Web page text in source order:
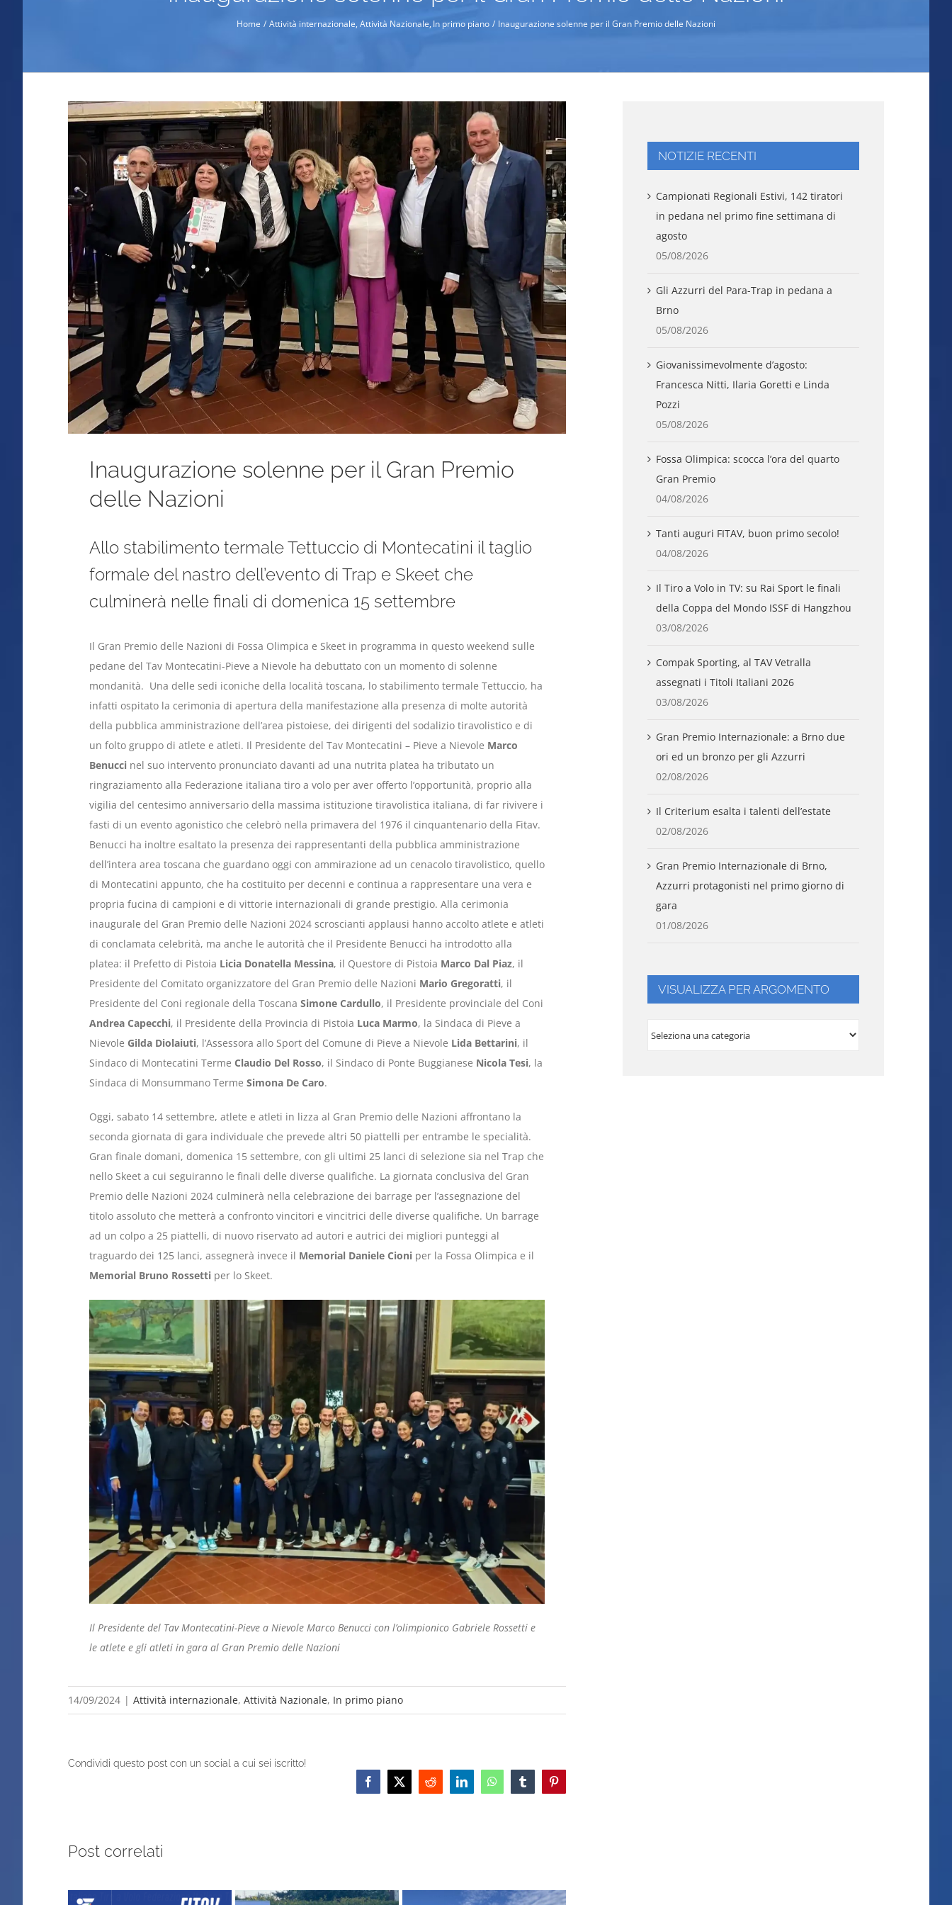
Home Attività internazionale Attività Nazionale In primo piano Inaugurazione solenne per il Gran Premio delle Nazioni
Ingrandisci
immagine
Inaugurazione solenne per il Gran Premio
delle Nazioni
Allo stabilimento termale Tettuccio di Montecatini il taglio
formale del nastro dell’evento di Trap e Skeet che
culminerà nelle finali di domenica 15 settembre
Il Gran Premio delle Nazioni di Fossa Olimpica e Skeet in programma in questo weekend sulle
pedane del Tav Montecatini-Pieve a Nievole ha debuttato con un momento di solenne
mondanità. Una delle sedi iconiche della località toscana, lo stabilimento termale Tettuccio, ha
infatti ospitato la cerimonia di apertura della manifestazione alla presenza di molte autorità
della pubblica amministrazione dell’area pistoiese, dei dirigenti del sodalizio tiravolistico e di
un folto gruppo di atlete e atleti. Il Presidente del Tav Montecatini – Pieve a Nievole Marco
Benuccinel suo intervento pronunciato davanti ad una nutrita platea ha tributato un
ringraziamento alla Federazione italiana tiro a volo per aver offerto l’opportunità, proprio alla
vigilia del centesimo anniversario della massima istituzione tiravolistica italiana, di far rivivere i
fasti di un evento agonistico che celebrò nella primavera del 1976 il cinquantenario della Fitav.
Benucci ha inoltre esaltato la presenza dei rappresentanti della pubblica amministrazione
dell’intera area toscana che guardano oggi con ammirazione ad un cenacolo tiravolistico, quello
di Montecatini appunto, che ha costituito per decenni e continua a rappresentare una vera e
propria fucina di campioni e di vittorie internazionali di grande prestigio. Alla cerimonia
inaugurale del Gran Premio delle Nazioni 2024 scroscianti applausi hanno accolto atlete e atleti
di conclamata celebrità, ma anche le autorità che il Presidente Benucci ha introdotto alla
platea: il Prefetto di Pistoia Licia Donatella Messina, il Questore di Pistoia Marco Dal Piaz, il
Presidente del Comitato organizzatore del Gran Premio delle Nazioni Mario Gregoratti, il
Presidente del Coni regionale della Toscana Simone Cardullo, il Presidente provinciale del Coni
Andrea Capecchi, il Presidente della Provincia di Pistoia Luca Marmo, la Sindaca di Pieve a
Nievole Gilda Diolaiuti, l’Assessora allo Sport del Comune di Pieve a Nievole Lida Bettarini, il
Sindaco di Montecatini Terme Claudio Del Rosso, il Sindaco di Ponte Buggianese Nicola Tesi, la
Sindaca di Monsummano Terme Simona De Caro.
Oggi, sabato 14 settembre, atlete e atleti in lizza al Gran Premio delle Nazioni affrontano la
seconda giornata di gara individuale che prevede altri 50 piattelli per entrambe le specialità.
Gran finale domani, domenica 15 settembre, con gli ultimi 25 lanci di selezione sia nel Trap che
nello Skeet a cui seguiranno le finali delle diverse qualifiche. La giornata conclusiva del Gran
Premio delle Nazioni 2024 culminerà nella celebrazione dei barrage per l’assegnazione del
titolo assoluto che metterà a confronto vincitori e vincitrici delle diverse qualifiche. Un barrage
ad un colpo a 25 piattelli, di nuovo riservato ad autori e autrici dei migliori punteggi al
traguardo dei 125 lanci, assegnerà invece il Memorial Daniele Cioniper la Fossa Olimpica e il
Memorial Bruno Rossettiper lo Skeet.
Il Presidente del Tav Montecatini-Pieve a Nievole Marco Benucci con l’olimpionico Gabriele Rossetti e
le atlete e gli atleti in gara al Gran Premio delle Nazioni
14/09/2024 | Attività internazionale, Attività Nazionale, In primo piano
Condividi questo post con un social a cui sei iscritto!
Facebook
X RedditLinkedInWhatsAppTumblrPinterest
Post correlati
NOTIZIE RECENTI
Campionati Regionali Estivi, 142 tiratori
in pedana nel primo fine settimana di
agosto
05/08/2026
Gli Azzurri del Para-Trap in pedana a
Brno
05/08/2026
Giovanissimevolmente d’agosto:
Francesca Nitti, Ilaria Goretti e Linda
Pozzi
05/08/2026
Fossa Olimpica: scocca l’ora del quarto
Gran Premio
04/08/2026
Tanti auguri FITAV, buon primo secolo!
04/08/2026
Il Tiro a Volo in TV: su Rai Sport le finali
della Coppa del Mondo ISSF di Hangzhou
03/08/2026
Compak Sporting, al TAV Vetralla
assegnati i Titoli Italiani 2026
03/08/2026
Gran Premio Internazionale: a Brno due
ori ed un bronzo per gli Azzurri
02/08/2026
Il Criterium esalta i talenti dell’estate
02/08/2026
Gran Premio Internazionale di Brno,
Azzurri protagonisti nel primo giorno di
gara
01/08/2026
VISUALIZZA PER ARGOMENTO